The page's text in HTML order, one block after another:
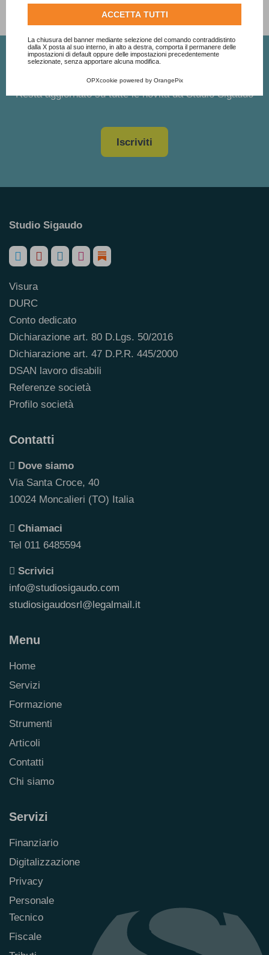
informazioni su come Google utilizza i dati raccolti,
politica sulla privacy di Google
Consulta l'informativa cookie completa.
ACCETTA TUTTI
La chiusura del banner mediante selezione del comando contraddistinto
dalla X posta al suo interno, in alto a destra, comporta il permanere delle
impostazioni di default oppure delle impostazioni precedentemente
selezionate, senza apportare alcuna modifica.
OPXcookie powered by OrangePix
Iscriviti alla newsletter
Resta aggiornato su tutte le novità da Studio Sigaudo
Iscriviti
Studio Sigaudo
Visura
DURC
Conto dedicato
Dichiarazione art. 80 D.Lgs. 50/2016
Dichiarazione art. 47 D.P.R. 445/2000
DSAN lavoro disabili
Referenze società
Profilo società
Contatti
Dove siamo
Via Santa Croce, 40
10024 Moncalieri (TO) Italia
Chiamaci
Tel 011 6485594
Scrivici
info@studiosigaudo.com
studiosigaudosrl@legalmail.it
Menu
Home
Servizi
Formazione
Strumenti
Articoli
Contatti
Chi siamo
Servizi
Finanziario
Digitalizzazione
Privacy
Personale
Tecnico
Fiscale